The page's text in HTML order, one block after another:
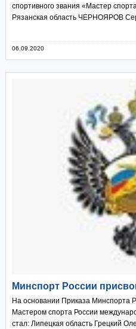
спортивного звания «Мастер
Рязанская область ЧЕРНОЯРОВ
06.09.2020
Минспорт России
На основании Приказа Минспорта
Мастером спорта России
стал: Липецкая область Грецкий